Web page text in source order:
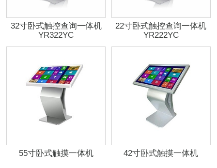
32寸卧式触控查询一体机
YR322YC
22寸卧式触控查询一体机
YR222YC
55寸卧式触摸一体机 42寸卧式触摸一体机